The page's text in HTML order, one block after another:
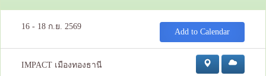
16 - 18 ก.ย. 2569
Add to Calendar
IMPACT เมืองทองธานี